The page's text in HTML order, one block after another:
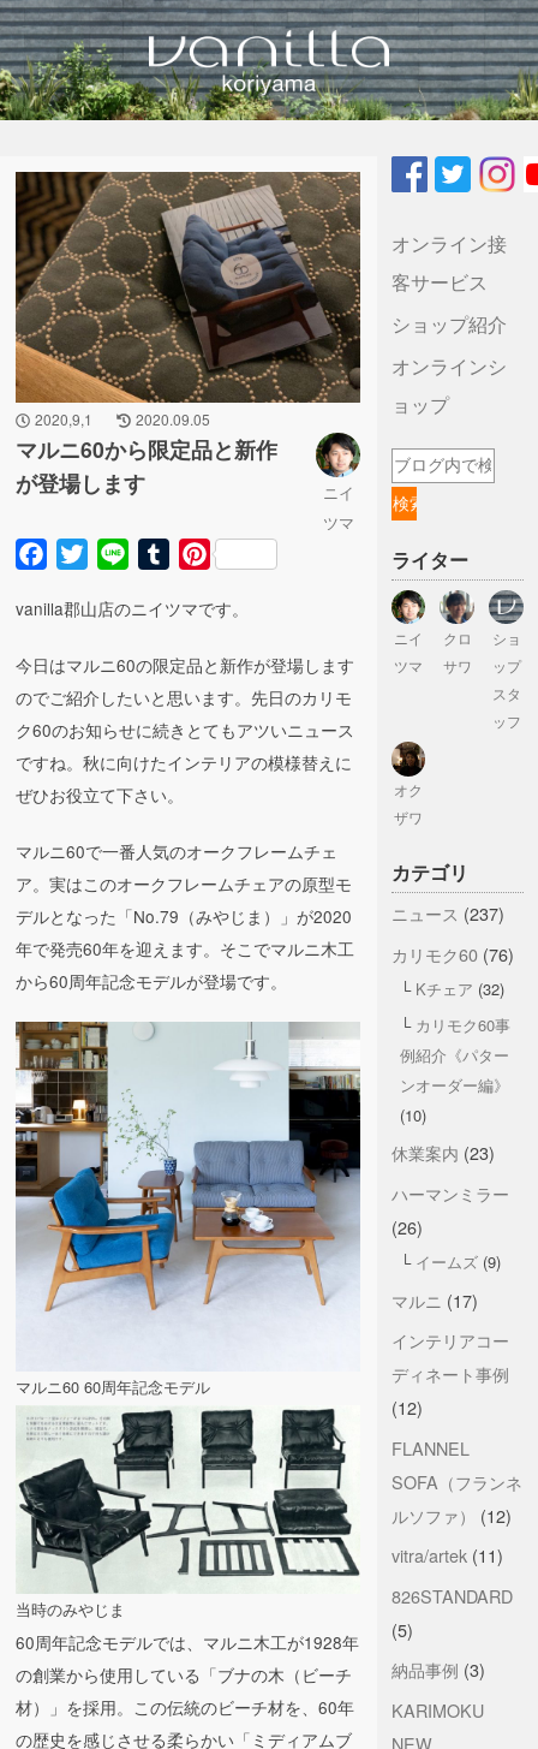
2020,9,1 2020.09.05
マルニ60から限定品と新作
が登場します
ニイ
ツマ
Facebook
Twitter Line TumblrPinterest
vanilla郡山店のニイツマです。
今日はマルニ60の限定品と新作が登場します
のでご紹介したいと思います。先日のカリモ
ク60のお知らせに続きとてもアツいニュース
ですね。秋に向けたインテリアの模様替えに
ぜひお役立て下さい。
マルニ60で一番人気のオークフレームチェ
ア。実はこのオークフレームチェアの原型モ
デルとなった「No.79（みやじま）」が2020
年で発売60年を迎えます。そこでマルニ木工
から60周年記念モデルが登場です。
マルニ60 60周年記念モデル
当時のみやじま
60周年記念モデルでは、マルニ木工が1928年
の創業から使用している「ブナの木（ビーチ
材）」を採用。この伝統のビーチ材を、60年
の歴史を感じさせる柔らかい「ミディアムブ
オンライン接
客サービス
ショップ紹介
オンラインシ
ョップ
ライター
ニイ
ツマ
クロ
サワ
ショ
ップ
スタ
ッフ
オク
ザワ
カテゴリ
ニュース (237)
カリモク60(76)
Kチェア (32)
カリモク60事
例紹介《パター
ンオーダー編》
(10)
休業案内 (23)
ハーマンミラー
(26)
イームズ(9)
マルニ (17)
インテリアコー
ディネート事例
(12)
FLANNEL
SOFA（フランネ
ルソファ）
(12)
vitra/artek(11)
826STANDARD
(5)
納品事例 (3)
KARIMOKU
NEW